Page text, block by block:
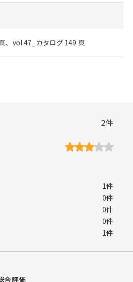
、vol.47_カタログ 149 頁
2件
1件
0件
0件
0件
1件